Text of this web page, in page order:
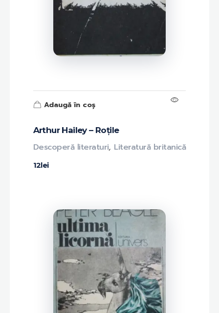
Arthur Hailey – Roțile
12lei
Descoperă literaturi, Literatură britanică
Adaugă în coș